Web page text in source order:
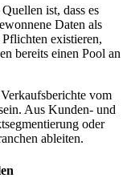
ist, dass es
Daten als
existieren,
bereits einen Pool an
vom
Aus Kunden- und
oder
ableiten.